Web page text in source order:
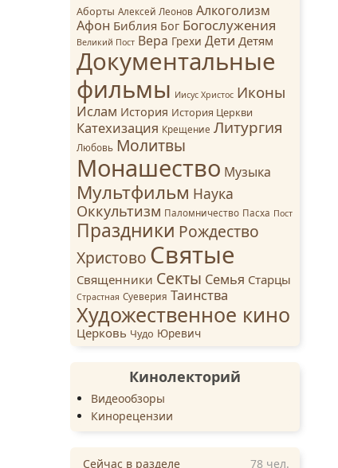
Аборты Алексей Леонов Алкоголизм
Афон Библия Бог Богослужения
Великий Пост Вера Грехи Дети Детям
Документальные
фильмы Иисус Христос Иконы
Ислам История История Церкви
Катехизация Крещение Литургия
Любовь Молитвы
Монашество Музыка
Мультфильм Наука
Оккультизм Паломничество Пасха Пост
Праздники Рождество
Христово Святые
Священники Секты Семья Старцы
Страстная Суеверия Таинства
Художественное кино
Церковь Чудо Юревич
Кинолекторий
Видеообзоры
Кинорецензии
Сейчас в разделе 78 чел.